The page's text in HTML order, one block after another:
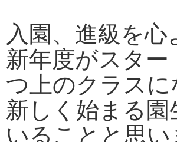
入園、進級を
新年度がスタ
つ上のクラス
新しく始まる
いることと思い